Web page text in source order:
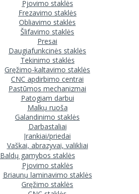
Pjovimo staklės
Frezavimo staklės
Obliavimo staklės
Šlifavimo staklės
Presai
Daugiafunkcinės staklės
Tekinimo staklės
Gręžimo-kaltavimo staklės
CNC apdirbimo centrai
Pastūmos mechanizmai
Patogiam darbui
Malkų ruoša
Galandinimo staklės
Darbastaliai
Įrankiai/priedai
Vaškai, abrazyvai, valikliai
Baldų gamybos staklės
Pjovimo staklės
Briaunų laminavimo staklės
Gręžimo staklės